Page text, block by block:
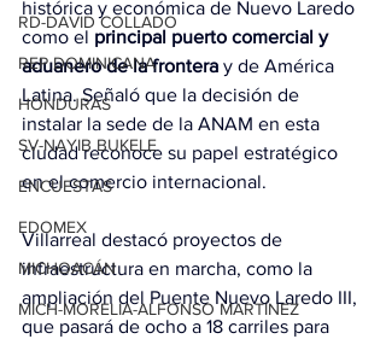
RD-DAVID COLLADO
REP DOMINICANA
HONDURAS
SV-NAYIB BUKELE
ENCUESTAS
EDOMEX
MICHOACÁN
MICH-MORELIA-ALFONSO MARTÍNEZ
histórica y económica de Nuevo Laredo
como el principal puerto comercial y
aduanero de la frontera y de América
Latina. Señaló que la decisión de
instalar la sede de la ANAM en esta
ciudad reconoce su papel estratégico
en el comercio internacional.
Villarreal destacó proyectos de
infraestructura en marcha, como la
ampliación del Puente Nuevo Laredo III,
que pasará de ocho a 18 carriles para